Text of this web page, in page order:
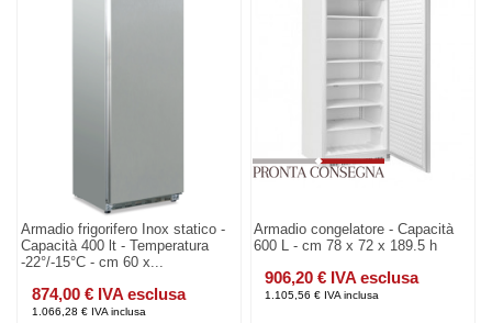
Armadio frigorifero Inox statico -
Capacità 400 lt - Temperatura
-22°/-15°C - cm 60 x...
874,00 € IVA esclusa
1.066,28 € IVA inclusa
Armadio congelatore - Capacità
600 L - cm 78 x 72 x 189.5 h
906,20 € IVA esclusa
1.105,56 € IVA inclusa